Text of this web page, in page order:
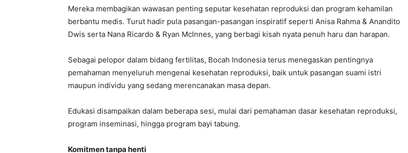
Mereka membagikan wawasan penting seputar kesehatan reproduksi dan program kehamilan
berbantu medis. Turut hadir pula pasangan-pasangan inspiratif seperti Anisa Rahma & Anandito
Dwis serta Nana Ricardo & Ryan McInnes, yang berbagi kisah nyata penuh haru dan harapan.
Sebagai pelopor dalam bidang fertilitas, Bocah Indonesia terus menegaskan pentingnya
pemahaman menyeluruh mengenai kesehatan reproduksi, baik untuk pasangan suami istri
maupun individu yang sedang merencanakan masa depan.
Edukasi disampaikan dalam beberapa sesi, mulai dari pemahaman dasar kesehatan reproduksi,
program inseminasi, hingga program bayi tabung.
Komitmen tanpa henti